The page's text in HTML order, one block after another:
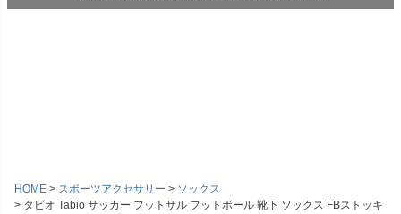
HOME スポーツアクセサリー
ソックス
タビオ Tabio サッカー フットサル フットボール 靴下 ソックス FBストッキ